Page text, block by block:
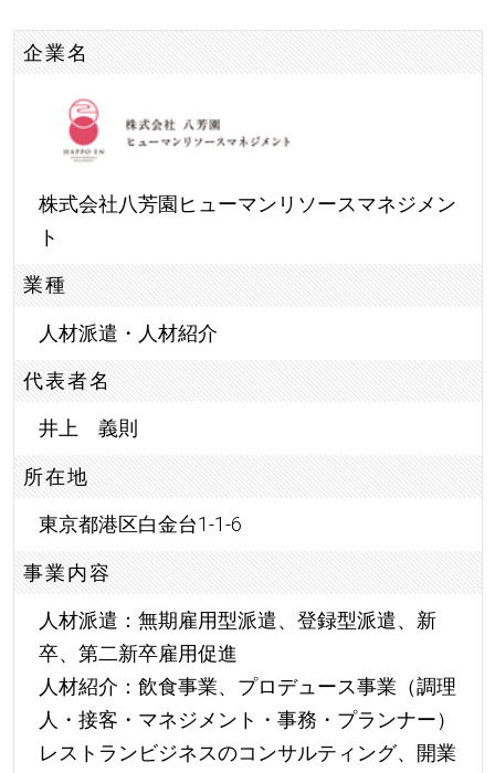
企業名
株式会社八芳園ヒューマンリソースマネジメン
ト
業種
人材派遣・人材紹介
代表者名
井上 義則
所在地
東京都港区白金台1-1-6
事業内容
人材派遣：無期雇用型派遣、登録型派遣、新
卒、第二新卒雇用促進
人材紹介：飲食事業、プロデュース事業（調理
人・接客・マネジメント・事務・プランナー）
レストランビジネスのコンサルティング、開業